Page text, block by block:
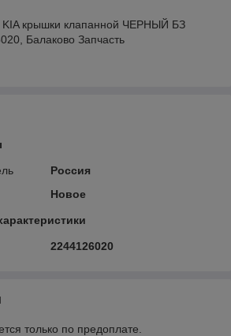
KIA крышки клапанной ЧЕРНЫЙ БЗ
Балаково Запчасть
Россия
Новое
2244126020
только по предоплате.